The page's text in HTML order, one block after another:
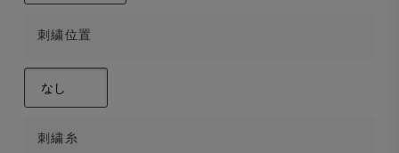
刺繍位置
刺繍糸